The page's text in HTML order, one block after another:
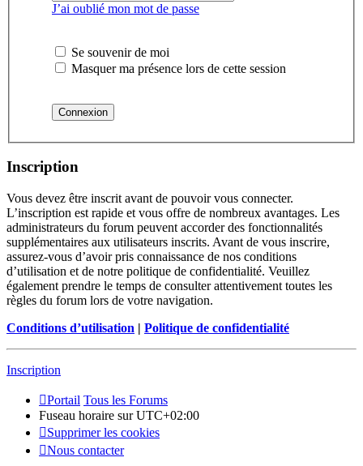
J’ai oublié mon mot de passe
Se souvenir de moi
Masquer ma présence lors de cette session
Inscription
Vous devez être inscrit avant de pouvoir vous connecter.
L’inscription est rapide et vous offre de nombreux avantages. Les
administrateurs du forum peuvent accorder des fonctionnalités
supplémentaires aux utilisateurs inscrits. Avant de vous inscrire,
assurez-vous d’avoir pris connaissance de nos conditions
d’utilisation et de notre politique de confidentialité. Veuillez
également prendre le temps de consulter attentivement toutes les
règles du forum lors de votre navigation.
Conditions d’utilisation | Politique de confidentialité
Inscription
Portail Tous les Forums
Fuseau horaire surUTC+02:00
Supprimer les cookies
Nous contacter